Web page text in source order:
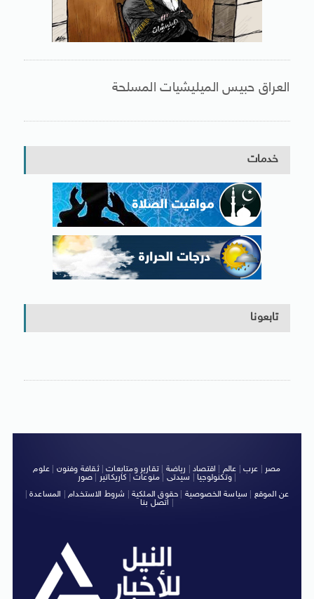
العراق حبيس الميليشيات المسلحة
خدمات
تابعونا
مصر عرب عالم اقتصاد رياضة |تقارير ومتابعات|ثقافة وفنون
علوم
وتكنولوجيا| سيدتى منوعات كاريكاتير صور
|
عن الموقع
سياسة الخصوصية حقوق الملكية شروط الاستخدام| المساعدة|
اتصل بنا